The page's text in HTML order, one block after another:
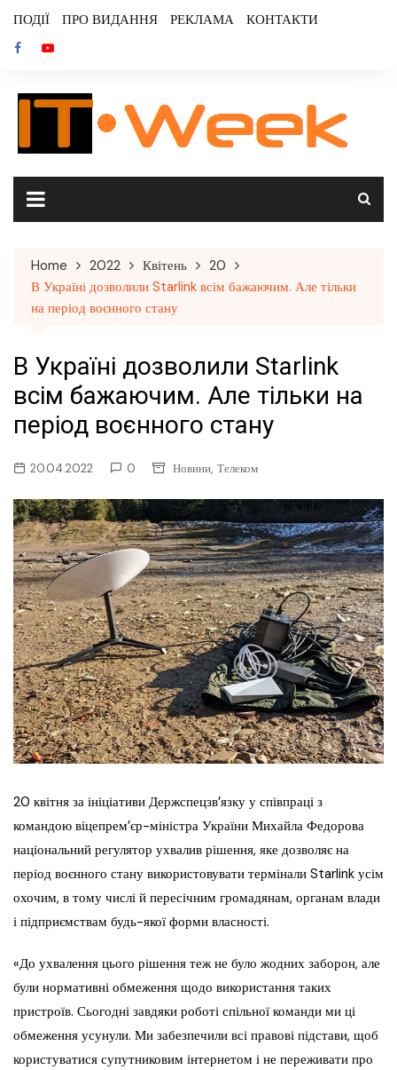
content
ПОДІЇ ПРО ВИДАННЯ РЕКЛАМА КОНТАКТИ
Home 2022 Квітень
20
В Україні дозволили Starlink всім бажаючим. Але тільки
на період воєнного стану
В Україні дозволили Starlink
всім бажаючим. Але тільки на
період воєнного стану
20.04.2022 0 Новини, Телеком
20 квітня за ініціативи Держспецзв’язку у співпраці з
командою віцепрем’єр-міністра України Михайла Федорова
національний регулятор ухвалив рішення, яке дозволяє на
період воєнного стану використовувати термінали Starlink усім
охочим, в тому числі й пересічним громадянам, органам влади
і підприємствам будь-якої форми власності.
«До ухвалення цього рішення теж не було жодних заборон, але
були нормативні обмеження щодо використання таких
пристроїв. Сьогодні завдяки роботі спільної команди ми ці
обмеження усунули. Ми забезпечили всі правові підстави, щоб
користуватися супутниковим інтернетом і не переживати про